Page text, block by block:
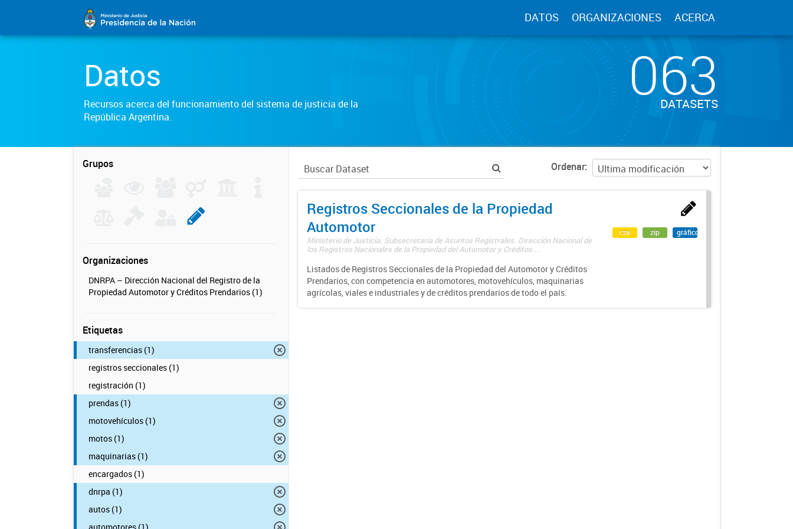
DATOS ORGANIZACIONES ACERCA
Datos
Recursos acerca del funcionamiento del sistema de justicia de la
República Argentina.
063
DATASETS
Grupos
Organizaciones
DNRPA – Dirección Nacional del Registro de la
Propiedad Automotor y Créditos Prendarios (1)
Etiquetas
transferencias (1)
registros seccionales (1)
registración (1)
prendas (1)
motovehículos (1)
motos (1)
maquinarias (1)
encargados (1)
dnrpa (1)
autos (1)
Ordenar
Registros Seccionales de la Propiedad
Automotor
Ministerio de Justicia. Subsecretaría de Asuntos Registrales. Dirección Nacional de
los Registros Nacionales de la Propiedad del Automotor y Créditos ...
Listados de Registros Seccionales de la Propiedad del Automotor y Créditos
Prendarios, con competencia en automotores, motovehículos, maquinarias
agrícolas, viales e industriales y de créditos prendarios de todo el país.
csv zip gráfico